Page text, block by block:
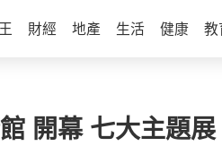
財經 地產 生活 健康 教
開幕 七大主題